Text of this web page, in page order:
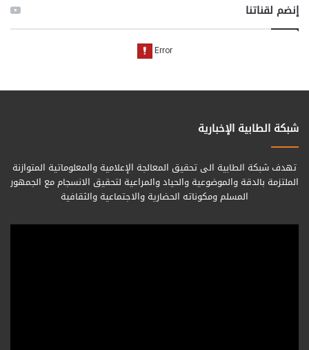
إنضم لقناتنا
شبكة الطابية الإخبارية
تهدف شبكة الطابية الى تحقيق المعالجة الإعلامية والمعلوماتية المتوازنة
الملتزمة بالدقة والموضوعية والحياد والمراعية لتحقيق الانسجام مع الجمهور
المسلم ومكوناته الحضارية والاجتماعية والثقافية